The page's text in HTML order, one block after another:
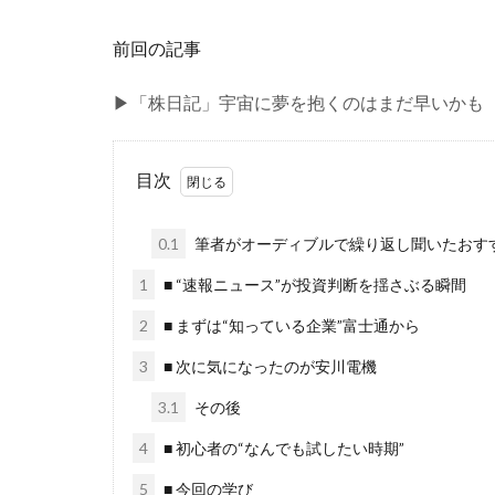
前回の記事
▶「株日記」宇宙に夢を抱くのはまだ早いかも
目次
0.1 筆者がオーディブルで繰り返し聞いたおす
1 ■ “速報ニュース”が投資判断を揺さぶる瞬間
2 ■ まずは“知っている企業”富士通から
3 ■ 次に気になったのが安川電機
3.1 その後
4 ■ 初心者の“なんでも試したい時期”
5 ■ 今回の学び